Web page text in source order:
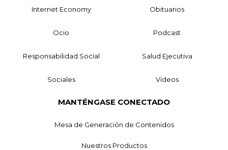
Internet Economy Obituarios
Ocio Podcast
Responsabilidad Social Salud Ejecutiva
Sociales Videos
MANTÉNGASE CONECTADO
Mesa de Generación de Contenidos
Nuestros Productos